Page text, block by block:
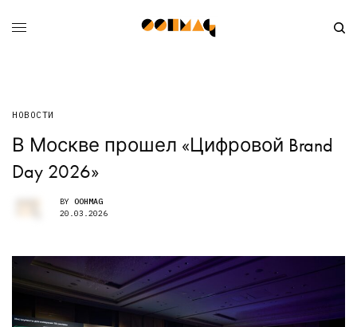
НОВОСТИ
В Москве прошел «Цифровой Brand
Day 2026»
BY OOHMAG
20.03.2026